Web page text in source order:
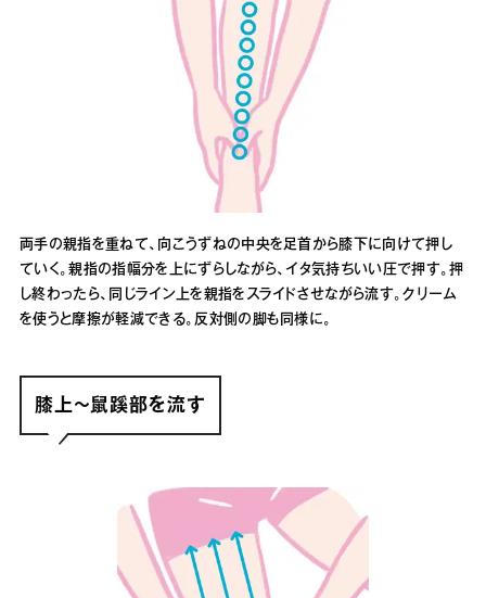
両手の親指を重ねて、向こうずねの中央を足首から膝下に向けて押し
ていく。親指の指幅分を上にずらしながら、イタ気持ちいい圧で押す。押
し終わったら、同じライン上を親指をスライドさせながら流す。クリーム
を使うと摩擦が軽減できる。反対側の脚も同様に。
膝上〜鼠蹊部を流す